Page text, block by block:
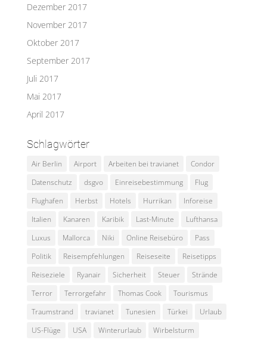
Dezember 2017
November 2017
Oktober 2017
September 2017
Juli 2017
Mai 2017
April 2017
Schlagwörter
Air Berlin Airport Arbeiten bei travianet
Condor
Datenschutz
dsgvo Einreisebestimmung
Flug
Flughafen
Herbst Hotels Hurrikan
Inforeise
Italien
Kanaren Karibik Last-Minute
Lufthansa
Luxus
Mallorca Niki Online Reisebüro
Pass
Politik
Reisempfehlungen Reiseseite
Reisetipps
Reiseziele
Ryanair Sicherheit Steuer
Strände
Terror
Terrorgefahr Thomas Cook
Tourismus
Traumstrand
travianet Tunesien Türkei
Urlaub
US-Flüge
USA Winterurlaub Wirbelsturm